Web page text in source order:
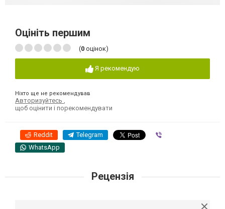
Оцініть першим
(0 оцінок)
Я рекомендую
Ніхто ще не рекомендував
Авторизуйтесь
щоб оцінити і порекомендувати
Reddit Telegram
WhatsApp
Рецензія